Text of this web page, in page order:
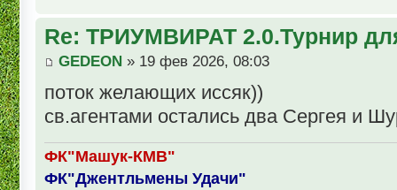
Re: ТРИУМВИРАТ 2.0.Турнир
GEDEON » 19 фев 2026, 08:03
поток желающих иссяк))
св.агентами остались два Сергея и
ФК"Машук-КМВ"
ФК"Джентльмены Удачи"